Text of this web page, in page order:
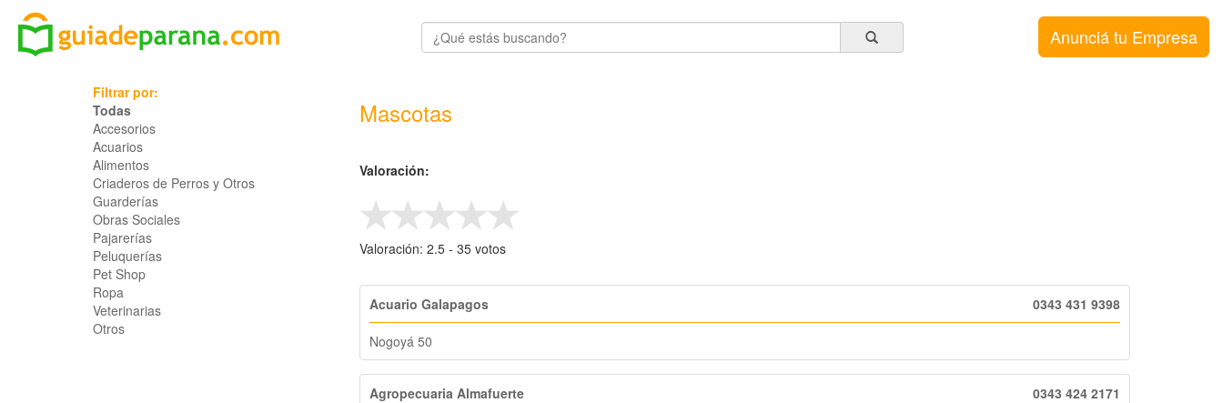
Anunciá tu Empresa
Filtrar por:
Todas
Accesorios
Acuarios
Alimentos
Criaderos de Perros y Otros
Guarderías
Obras Sociales
Pajarerías
Peluquerías
Pet Shop
Ropa
Veterinarias
Otros
Mascotas
Valoración:
Valoración: 2.5- ‎ 35votos
Acuario Galapagos 0343 431 9398
Nogoyá 50
Agropecuaria Almafuerte 0343 424 2171